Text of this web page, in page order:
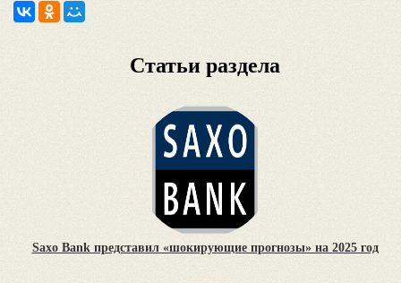
Статьи раздела
Saxo Bank представил «шокирующие прогнозы» на 2025 год